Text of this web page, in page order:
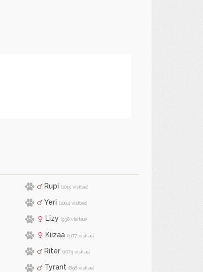
Rupi (1015 visitas)
Yeri (1004 visitas)
Lizy (938 visitas)
Kiizaa (1177 visitas)
Riter (1073 visitas)
Tyrant (898 visitas)